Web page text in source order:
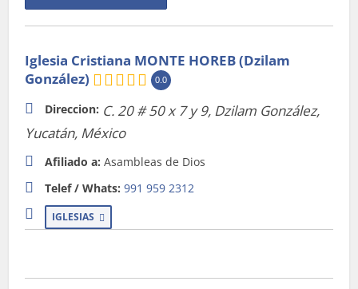
Iglesia Cristiana MONTE HOREB (Dzilam
González)
0.0
Direccion: C. 20 # 50 x 7 y 9, Dzilam González,
Yucatán, México
Afiliado a: Asambleas de Dios
Telef / Whats: 991 959 2312
IGLESIAS